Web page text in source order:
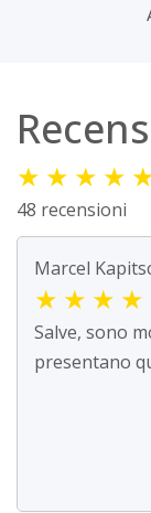
★ ★ ★ ★
48 recensioni
Marcel
★ ★ ★ ★
Salve, sono
presentano